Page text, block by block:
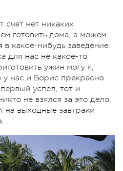
счет нет никаких
готовить дома, а можем
в какое-нибудь заведение.
для нас не какое-то
ужин могу я,
нас и Борис прекрасно
успел, тот и
не взялся за это дело,
выходные завтраки